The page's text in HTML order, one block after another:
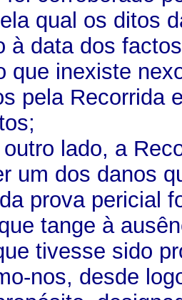
qual os ditos
à data dos
que inexiste
pela Recorrida
lado, a
um dos danos
prova pericial
tange à
tivesse sido
nos, desde